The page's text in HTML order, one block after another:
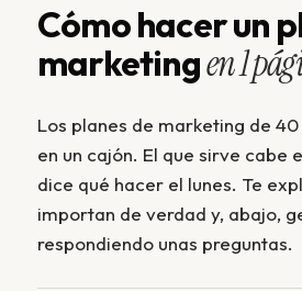
Cómo hacer un
marketingen 1
Los planes de marketing de
en un cajón. El que sirve cabe
dice qué hacer el lunes. Te
importan de verdad y, abajo,
respondiendo unas preguntas.